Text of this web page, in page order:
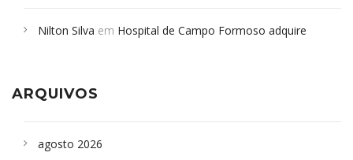
Campoformosenses que morreram em desabamentos são
Nilton Silva em Hospital de Campo Formoso adquire
ARQUIVOS
agosto 2026